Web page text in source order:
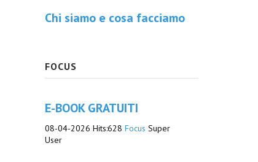
Chi siamo e cosa facciamo
FOCUS
E-BOOK GRATUITI
08-04-2026 Hits:628 Focus Super
User